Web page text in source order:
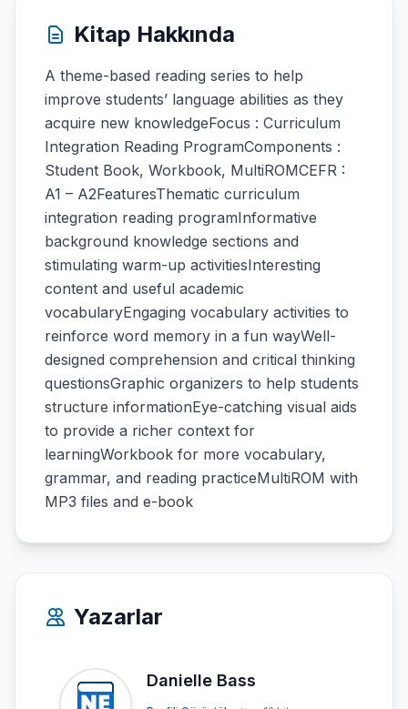
Kitap Hakkında
A theme-based reading series to help
improve students’ language abilities as they
acquire new knowledgeFocus : Curriculum
Integration Reading ProgramComponents :
Student Book, Workbook, MultiROMCEFR :
A1 – A2FeaturesThematic curriculum
integration reading programInformative
background knowledge sections and
stimulating warm-up activitiesInteresting
content and useful academic
vocabularyEngaging vocabulary activities to
reinforce word memory in a fun wayWell-
designed comprehension and critical thinking
questionsGraphic organizers to help students
structure informationEye-catching visual aids
to provide a richer context for
learningWorkbook for more vocabulary,
grammar, and reading practiceMultiROM with
MP3 files and e-book
Yazarlar
Danielle Bass